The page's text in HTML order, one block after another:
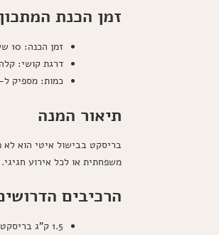
זמן הכנת המתכון
זמן הכנה: 10 שעות בסה"כ, כולל 30 דקות הכנה ו-9.5 שעות בישול.
דרגת קושי: קלה
כמות: מספיק ל-6 מנות
תיאור המנה
בריסקט בבישול איטי הוא לא
משפחתית או לכל אירוע
הרכיבים
1.5 ק"ג בריסקט (חזה בקר)